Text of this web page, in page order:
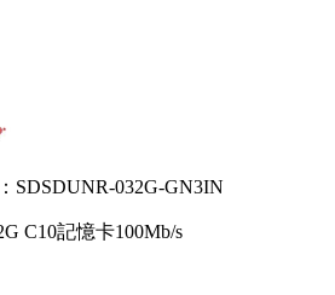
SDSDUNR-032G-GN3IN
C10記憶卡100Mb/s